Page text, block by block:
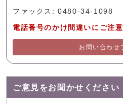
ファックス: 0480-34-1098
電話番号のかけ間違いにご注意
お問い合わせ
ご意見をお聞かせください